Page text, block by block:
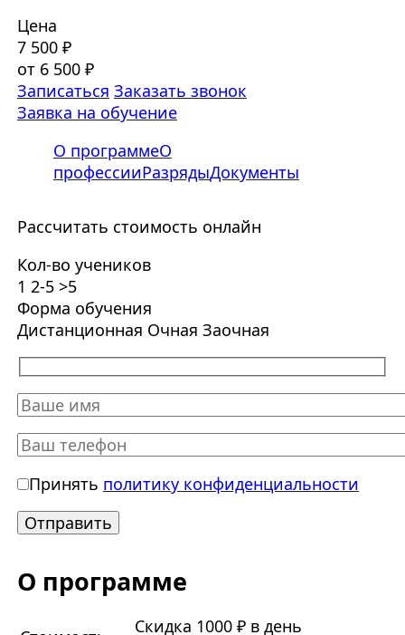
Цена
7 500 ₽
от 6 500 ₽
Записаться Заказать звонок
Заявка на обучение
О программеО
профессииРазрядыДокументы
Рассчитать стоимость онлайн
Кол-во учеников
1 2-5 >5
Форма обучения
Дистанционная Очная Заочная
Принять политику конфиденциальности
О программе
Скидка 1000 ₽ в день